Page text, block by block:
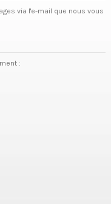
via l'e-mail que nous vous
: